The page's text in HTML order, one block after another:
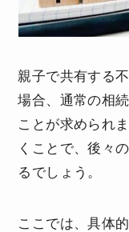
親子で共有する
場合、通常の相
ことが求められ
くことで、後々
るでしょう。
ここでは、具体